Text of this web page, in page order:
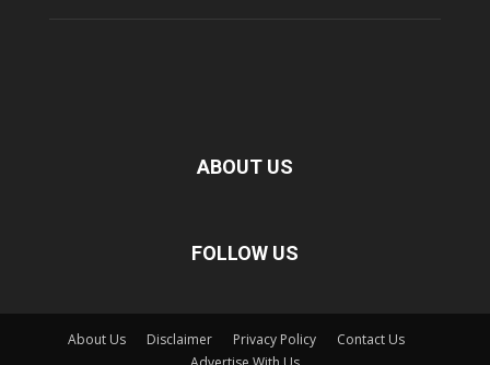
ABOUT US
FOLLOW US
About Us Disclaimer Privacy Policy
Contact Us